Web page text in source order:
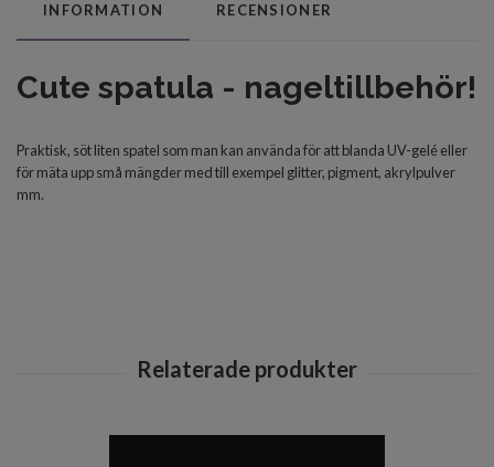
INFORMATION RECENSIONER
Cute spatula - nageltillbehör!
Praktisk, söt liten spatel som man kan använda för att blanda UV-gelé eller
för mäta upp små mängder med till exempel glitter, pigment, akrylpulver
mm.